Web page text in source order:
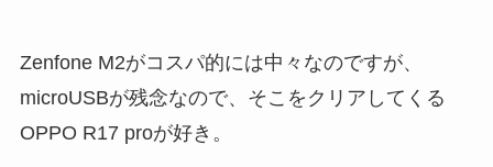
Zenfone M2がコスパ的には中々なのですが、
microUSBが残念なので、そこをクリアしてくる
OPPO R17 proが好き。